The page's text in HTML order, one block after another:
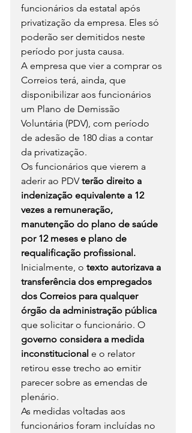
funcionários da estatal após
privatização da empresa. Eles só
poderão ser demitidos neste
período por justa causa.
A empresa que vier a comprar os
Correios terá, ainda, que
disponibilizar aos funcionários
um Plano de Demissão
Voluntária (PDV), com período
de adesão de 180 dias a contar
da privatização.
Os funcionários que vierem a
aderir ao PDV terão direito a
indenização equivalente a 12
vezes a remuneração,
manutenção do plano de saúde
por 12 meses e plano de
requalificação profissional.
Inicialmente, o texto autorizava a
transferência dos empregados
dos Correios para qualquer
órgão da administração pública
que solicitar o funcionário. O
governo considera a medida
inconstitucional e o relator
retirou esse trecho ao emitir
parecer sobre as emendas de
plenário.
As medidas voltadas aos
funcionários foram incluídas no